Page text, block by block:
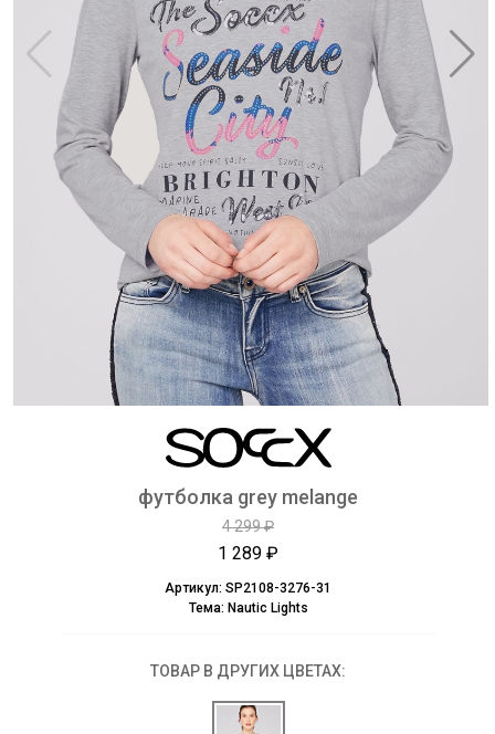
футболка grey melange
4 299 ₽
1 289 ₽
Артикул: SP2108-3276-31
Тема: Nautic Lights
ТОВАР В ДРУГИХ ЦВЕТАХ: